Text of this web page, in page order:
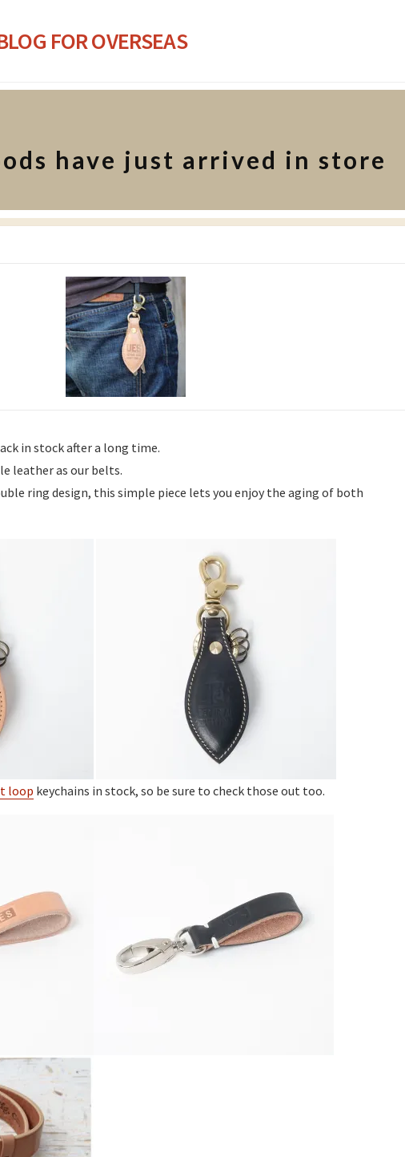
FOR OVERSEAS
have just arrived in store
in stock after a long time.
leather as our belts.
ring design, this simple piece lets you enjoy the aging of both
loop keychains in stock, so be sure to check those out too.